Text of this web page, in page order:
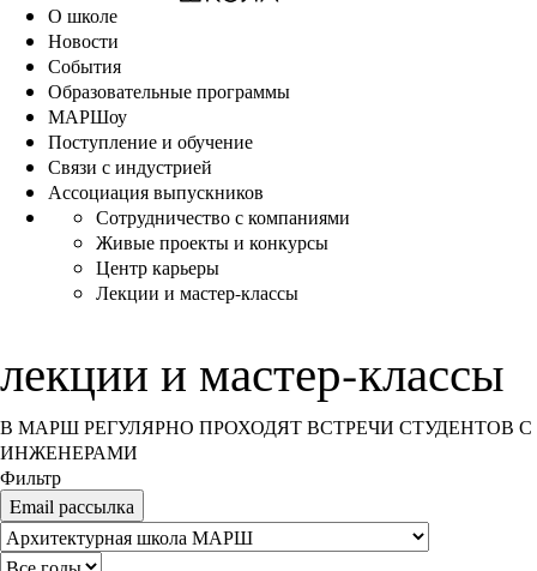
О школе
Новости
События
Образовательные программы
МАРШоу
Поступление и обучение
Связи с индустрией
Ассоциация выпускников
Сотрудничество с компаниями
Живые проекты и конкурсы
Центр карьеры
Лекции и мастер-классы
лекции и мастер-классы
В МАРШ РЕГУЛЯРНО ПРОХОДЯТ ВСТРЕЧИ
ИНЖЕНЕРАМИ
Фильтр